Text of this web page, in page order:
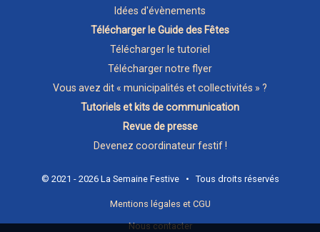
Idées d'évènements
Télécharger le Guide des Fêtes
Télécharger le tutoriel
Télécharger notre flyer
Vous avez dit « municipalités et collectivités » ?
Tutoriels et kits de communication
Revue de presse
Devenez coordinateur festif !
© 2021 - 2026 La Semaine Festive • Tous droits réservés
Mentions légales et CGU
Nous contacter